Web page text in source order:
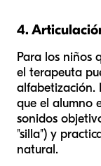
4.
Para los niños
el terapeuta
alfabetización.
que el alumno
sonidos
"silla") y
natural.